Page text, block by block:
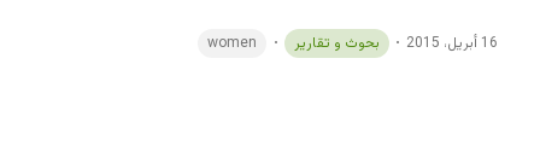
16 أبريل، 2015 بحوث و تقارير women